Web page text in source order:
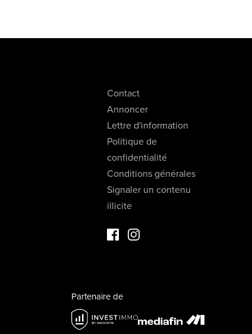
Contact
Annoncer
Lettre d'information
Politique de
confidentialité
Conditions générales
Signaler un contenu
illicite
Facebook Immo de Luxe
Instagram Immo de Luxe
Partenaire de